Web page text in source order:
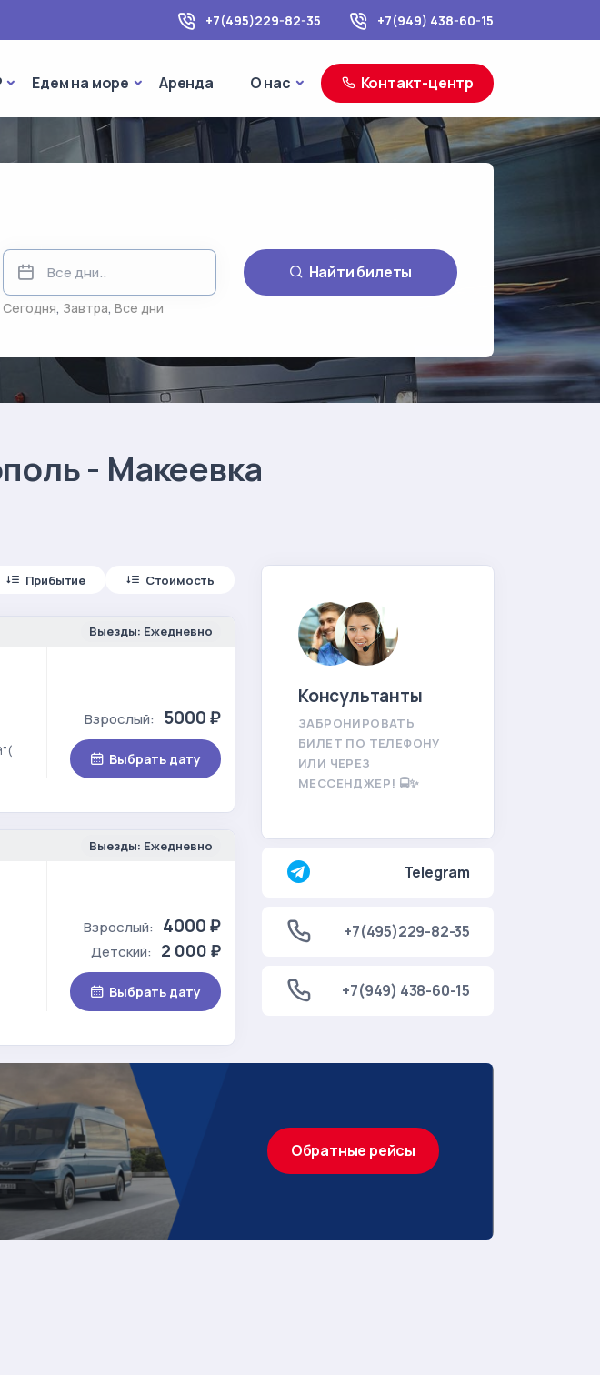
+7(495)229-82-35 +7(949) 438-60-15
Рейсы из ДНР
Едем на мореЕдем на море
Аренда О насО нас Контакт-центр
Сегодня, Завтра, Все дни
Найти билеты
- Макеевка
Прибытие Стоимость
Выезды: Ежедневно
Взрослый: 5000 ₽
Выбрать дату
Выезды: Ежедневно
Взрослый: 4000 ₽
Детский: 2 000 ₽
Выбрать дату
Консультанты
ЗАБРОНИРОВАТЬ
БИЛЕТ ПО ТЕЛЕФОНУ
ИЛИ ЧЕРЕЗ
МЕССЕНДЖЕР! 🚍✨
Telegram
+7(495)229-82-35
+7(949) 438-60-15
Обратные рейсы